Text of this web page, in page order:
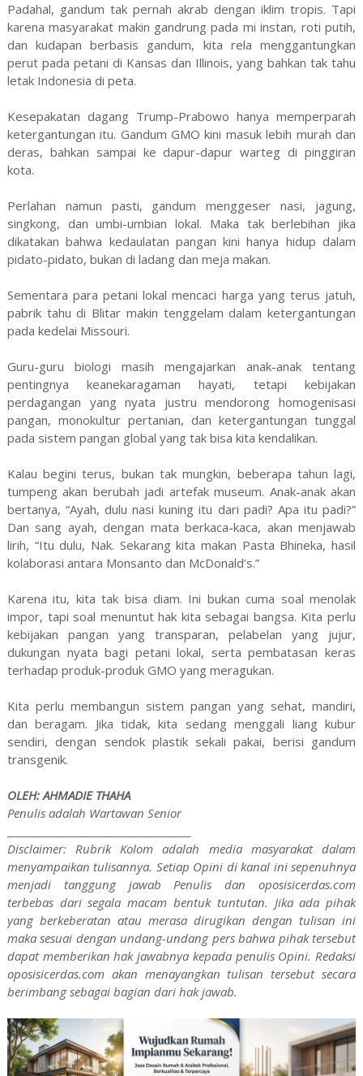
Padahal, gandum tak pernah akrab dengan iklim tropis. Tapi
karena masyarakat makin gandrung pada mi instan, roti putih,
dan kudapan berbasis gandum, kita rela menggantungkan
perut pada petani di Kansas dan Illinois, yang bahkan tak tahu
letak Indonesia di peta.
Kesepakatan dagang Trump-Prabowo hanya memperparah
ketergantungan itu. Gandum GMO kini masuk lebih murah dan
deras, bahkan sampai ke dapur-dapur warteg di pinggiran
kota.
Perlahan namun pasti, gandum menggeser nasi, jagung,
singkong, dan umbi-umbian lokal. Maka tak berlebihan jika
dikatakan bahwa kedaulatan pangan kini hanya hidup dalam
pidato-pidato, bukan di ladang dan meja makan.
Sementara para petani lokal mencaci harga yang terus jatuh,
pabrik tahu di Blitar makin tenggelam dalam ketergantungan
pada kedelai Missouri.
Guru-guru biologi masih mengajarkan anak-anak tentang
pentingnya keanekaragaman hayati, tetapi kebijakan
perdagangan yang nyata justru mendorong homogenisasi
pangan, monokultur pertanian, dan ketergantungan tunggal
pada sistem pangan global yang tak bisa kita kendalikan.
Kalau begini terus, bukan tak mungkin, beberapa tahun lagi,
tumpeng akan berubah jadi artefak museum. Anak-anak akan
bertanya, “Ayah, dulu nasi kuning itu dari padi? Apa itu padi?”
Dan sang ayah, dengan mata berkaca-kaca, akan menjawab
lirih, “Itu dulu, Nak. Sekarang kita makan Pasta Bhineka, hasil
kolaborasi antara Monsanto dan McDonald’s.”
Karena itu, kita tak bisa diam. Ini bukan cuma soal menolak
impor, tapi soal menuntut hak kita sebagai bangsa. Kita perlu
kebijakan pangan yang transparan, pelabelan yang jujur,
dukungan nyata bagi petani lokal, serta pembatasan keras
terhadap produk-produk GMO yang meragukan.
Kita perlu membangun sistem pangan yang sehat, mandiri,
dan beragam. Jika tidak, kita sedang menggali liang kubur
sendiri, dengan sendok plastik sekali pakai, berisi gandum
transgenik.
OLEH: AHMADIE THAHA
Penulis adalah Wartawan Senior
Disclaimer: Rubrik Kolom adalah media masyarakat dalam
menyampaikan tulisannya. Setiap Opini di kanal ini sepenuhnya
menjadi tanggung jawab Penulis dan oposisicerdas.com
terbebas dari segala macam bentuk tuntutan. Jika ada pihak
yang berkeberatan atau merasa dirugikan dengan tulisan ini
maka sesuai dengan undang-undang pers bahwa pihak tersebut
dapat memberikan hak jawabnya kepada penulis Opini. Redaksi
oposisicerdas.com akan menayangkan tulisan tersebut secara
berimbang sebagai bagian dari hak jawab.